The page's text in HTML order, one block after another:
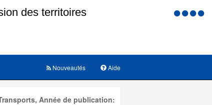
Menu
Aide
Nouveautés
Année de publication: